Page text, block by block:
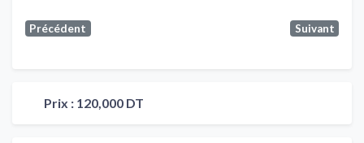
Précédent Suivant
Prix : 120,000 DT